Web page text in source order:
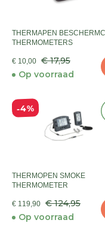
THERMAPEN
THERMOMETERS
€ 10,00 € 17,95
Op voorraad
4%
THERMOPEN SMOKE
THERMOMETER
€ 119,90 € 124,95
Op voorraad